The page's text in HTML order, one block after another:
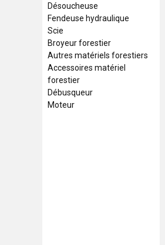
Désoucheuse
Fendeuse hydraulique
Scie
Broyeur forestier
Autres matériels forestiers
Accessoires matériel
forestier
Débusqueur
Moteur